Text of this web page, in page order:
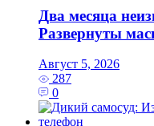
Два месяца
Развернуты
Август 5, 2026
287
0